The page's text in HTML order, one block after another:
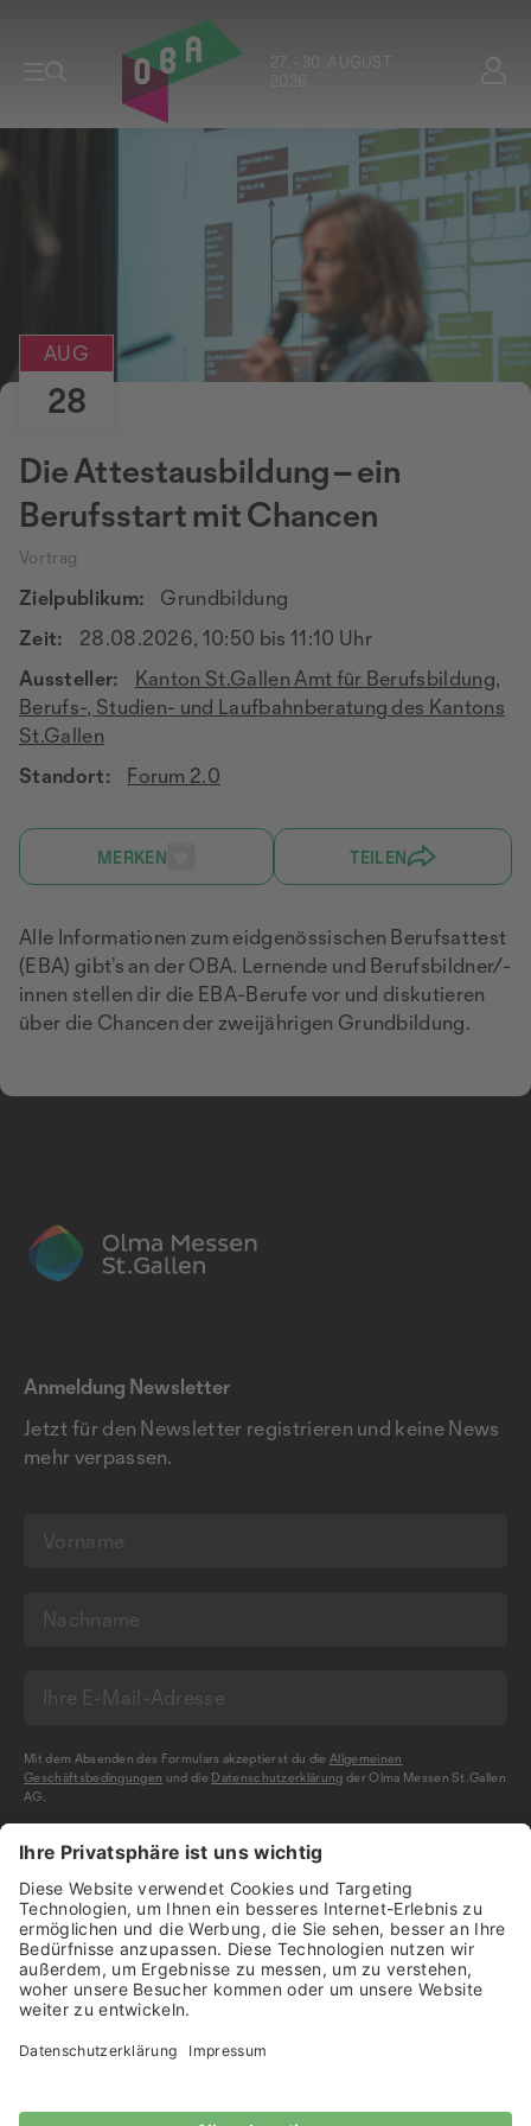
27. - 30. AUGUST
AUG
28
Die Attestausbildung – ein
Berufsstart mit Chancen
Vortrag
Zielpublikum:
Grundbildung
Zeit:
28.08.2026, 10:50 bis 11:10 Uhr
Aussteller:
Kanton St.Gallen Amt für Berufsbildung,
Berufs-, Studien- und Laufbahnberatung des Kantons
St.Gallen
Standort:
Forum 2.0
MERKEN TEILEN
Alle Informationen zum eidgenössischen Berufsattest
(EBA) gibt’s an der OBA. Lernende und Berufsbildner/-
innen stellen dir die EBA-Berufe vor und diskutieren
über die Chancen der zweijährigen Grundbildung.
Anmeldung Newsletter
Jetzt für den Newsletter registrieren und keine News
mehr verpassen.
Mit dem Absenden des Formulars akzeptierst du dieAllgemeinen
Geschäftsbedingungen und die Datenschutzerklärung der Olma Messen St.Gallen
AG.
NEWSLETTER BESTELLEN